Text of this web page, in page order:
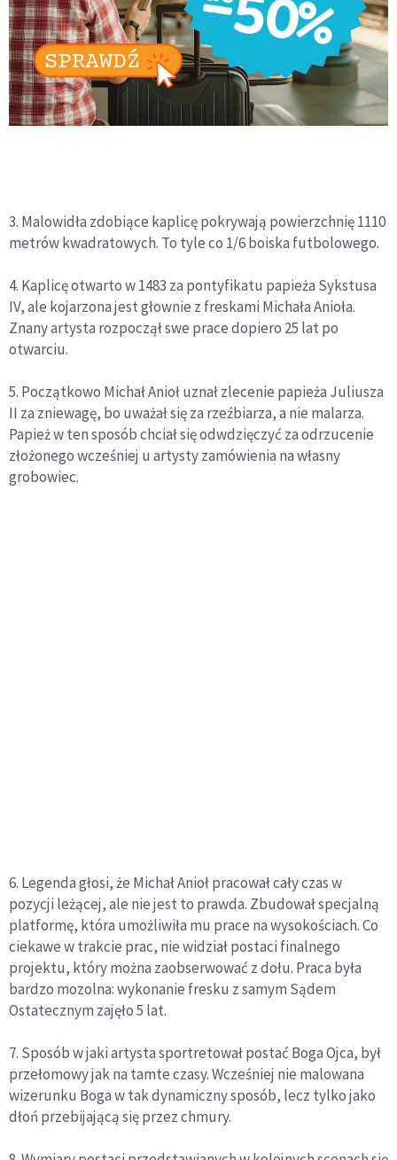
3. Malowidła zdobiące kaplicę pokrywają powierzchnię 1110
metrów kwadratowych. To tyle co 1/6 boiska futbolowego.
4. Kaplicę otwarto w 1483 za pontyfikatu papieża Sykstusa
IV, ale kojarzona jest głownie z freskami Michała Anioła.
Znany artysta rozpoczął swe prace dopiero 25 lat po
otwarciu.
5. Początkowo Michał Anioł uznał zlecenie papieża Juliusza
II za zniewagę, bo uważał się za rzeźbiarza, a nie malarza.
Papież w ten sposób chciał się odwdzięczyć za odrzucenie
złożonego wcześniej u artysty zamówienia na własny
grobowiec.
6. Legenda głosi, że Michał Anioł pracował cały czas w
pozycji leżącej, ale nie jest to prawda. Zbudował specjalną
platformę, która umożliwiła mu prace na wysokościach. Co
ciekawe w trakcie prac, nie widział postaci finalnego
projektu, który można zaobserwować z dołu. Praca była
bardzo mozolna: wykonanie fresku z samym Sądem
Ostatecznym zajęło 5 lat.
7. Sposób w jaki artysta sportretował postać Boga Ojca, był
przełomowy jak na tamte czasy. Wcześniej nie malowana
wizerunku Boga w tak dynamiczny sposób, lecz tylko jako
dłoń przebijającą się przez chmury.